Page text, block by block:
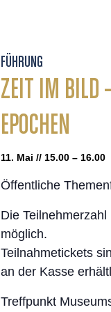
FÜHRUNG
ZEIT IM BILD
EPOCHEN
11. Mai // 15.00 – 16.00
Öffentliche
Die
möglich.
Teilnahmetickets
an der Kasse
Treffpunkt